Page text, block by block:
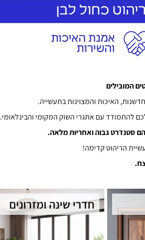
המובילים
האיכות והמצוינות בתעשייה.
להתמודד עם אתגרי השוק המקומי והבינלאומי.
סטנדרט גבוה ואחריות מלאה.
הריהוט קדימה!
חדרי שינה ומזרונים